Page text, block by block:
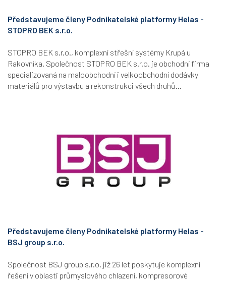
Představujeme členy Podnikatelské platformy Helas -
STOPRO BEK s.r.o.
STOPRO BEK s.r.o., komplexní střešní systémy Krupá u
Rakovníka. Společnost STOPRO BEK s.r.o. je obchodní firma
specializovaná na maloobchodní i velkoobchodní dodávky
materiálů pro výstavbu a rekonstrukci všech druhů...
Představujeme členy Podnikatelské platformy Helas -
BSJ group s.r.o.
Společnost BSJ group s.r.o. již 26 let poskytuje komplexní
řešení v oblasti průmyslového chlazení, kompresorové